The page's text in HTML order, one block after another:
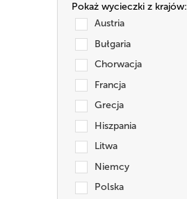
Pokaż wycieczki z krajów:
Austria
Bułgaria
Chorwacja
Francja
Grecja
Hiszpania
Litwa
Niemcy
Polska